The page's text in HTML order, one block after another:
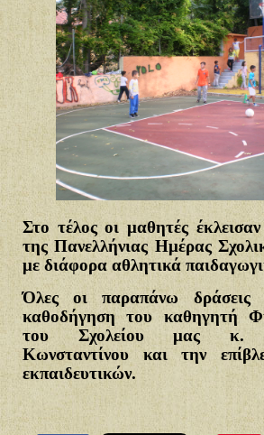
Στο τέλος οι μαθητές
της Πανελλήνιας Ημέρας
με διάφορα αθλητικά
Όλες οι παραπάνω δράσεις
καθοδήγηση του καθηγητή
του Σχολείου μας κ.
Κωνσταντίνου και την
εκπαιδευτικών.